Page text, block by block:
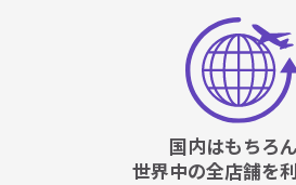
国内はもちろん
世界中の全店舗を